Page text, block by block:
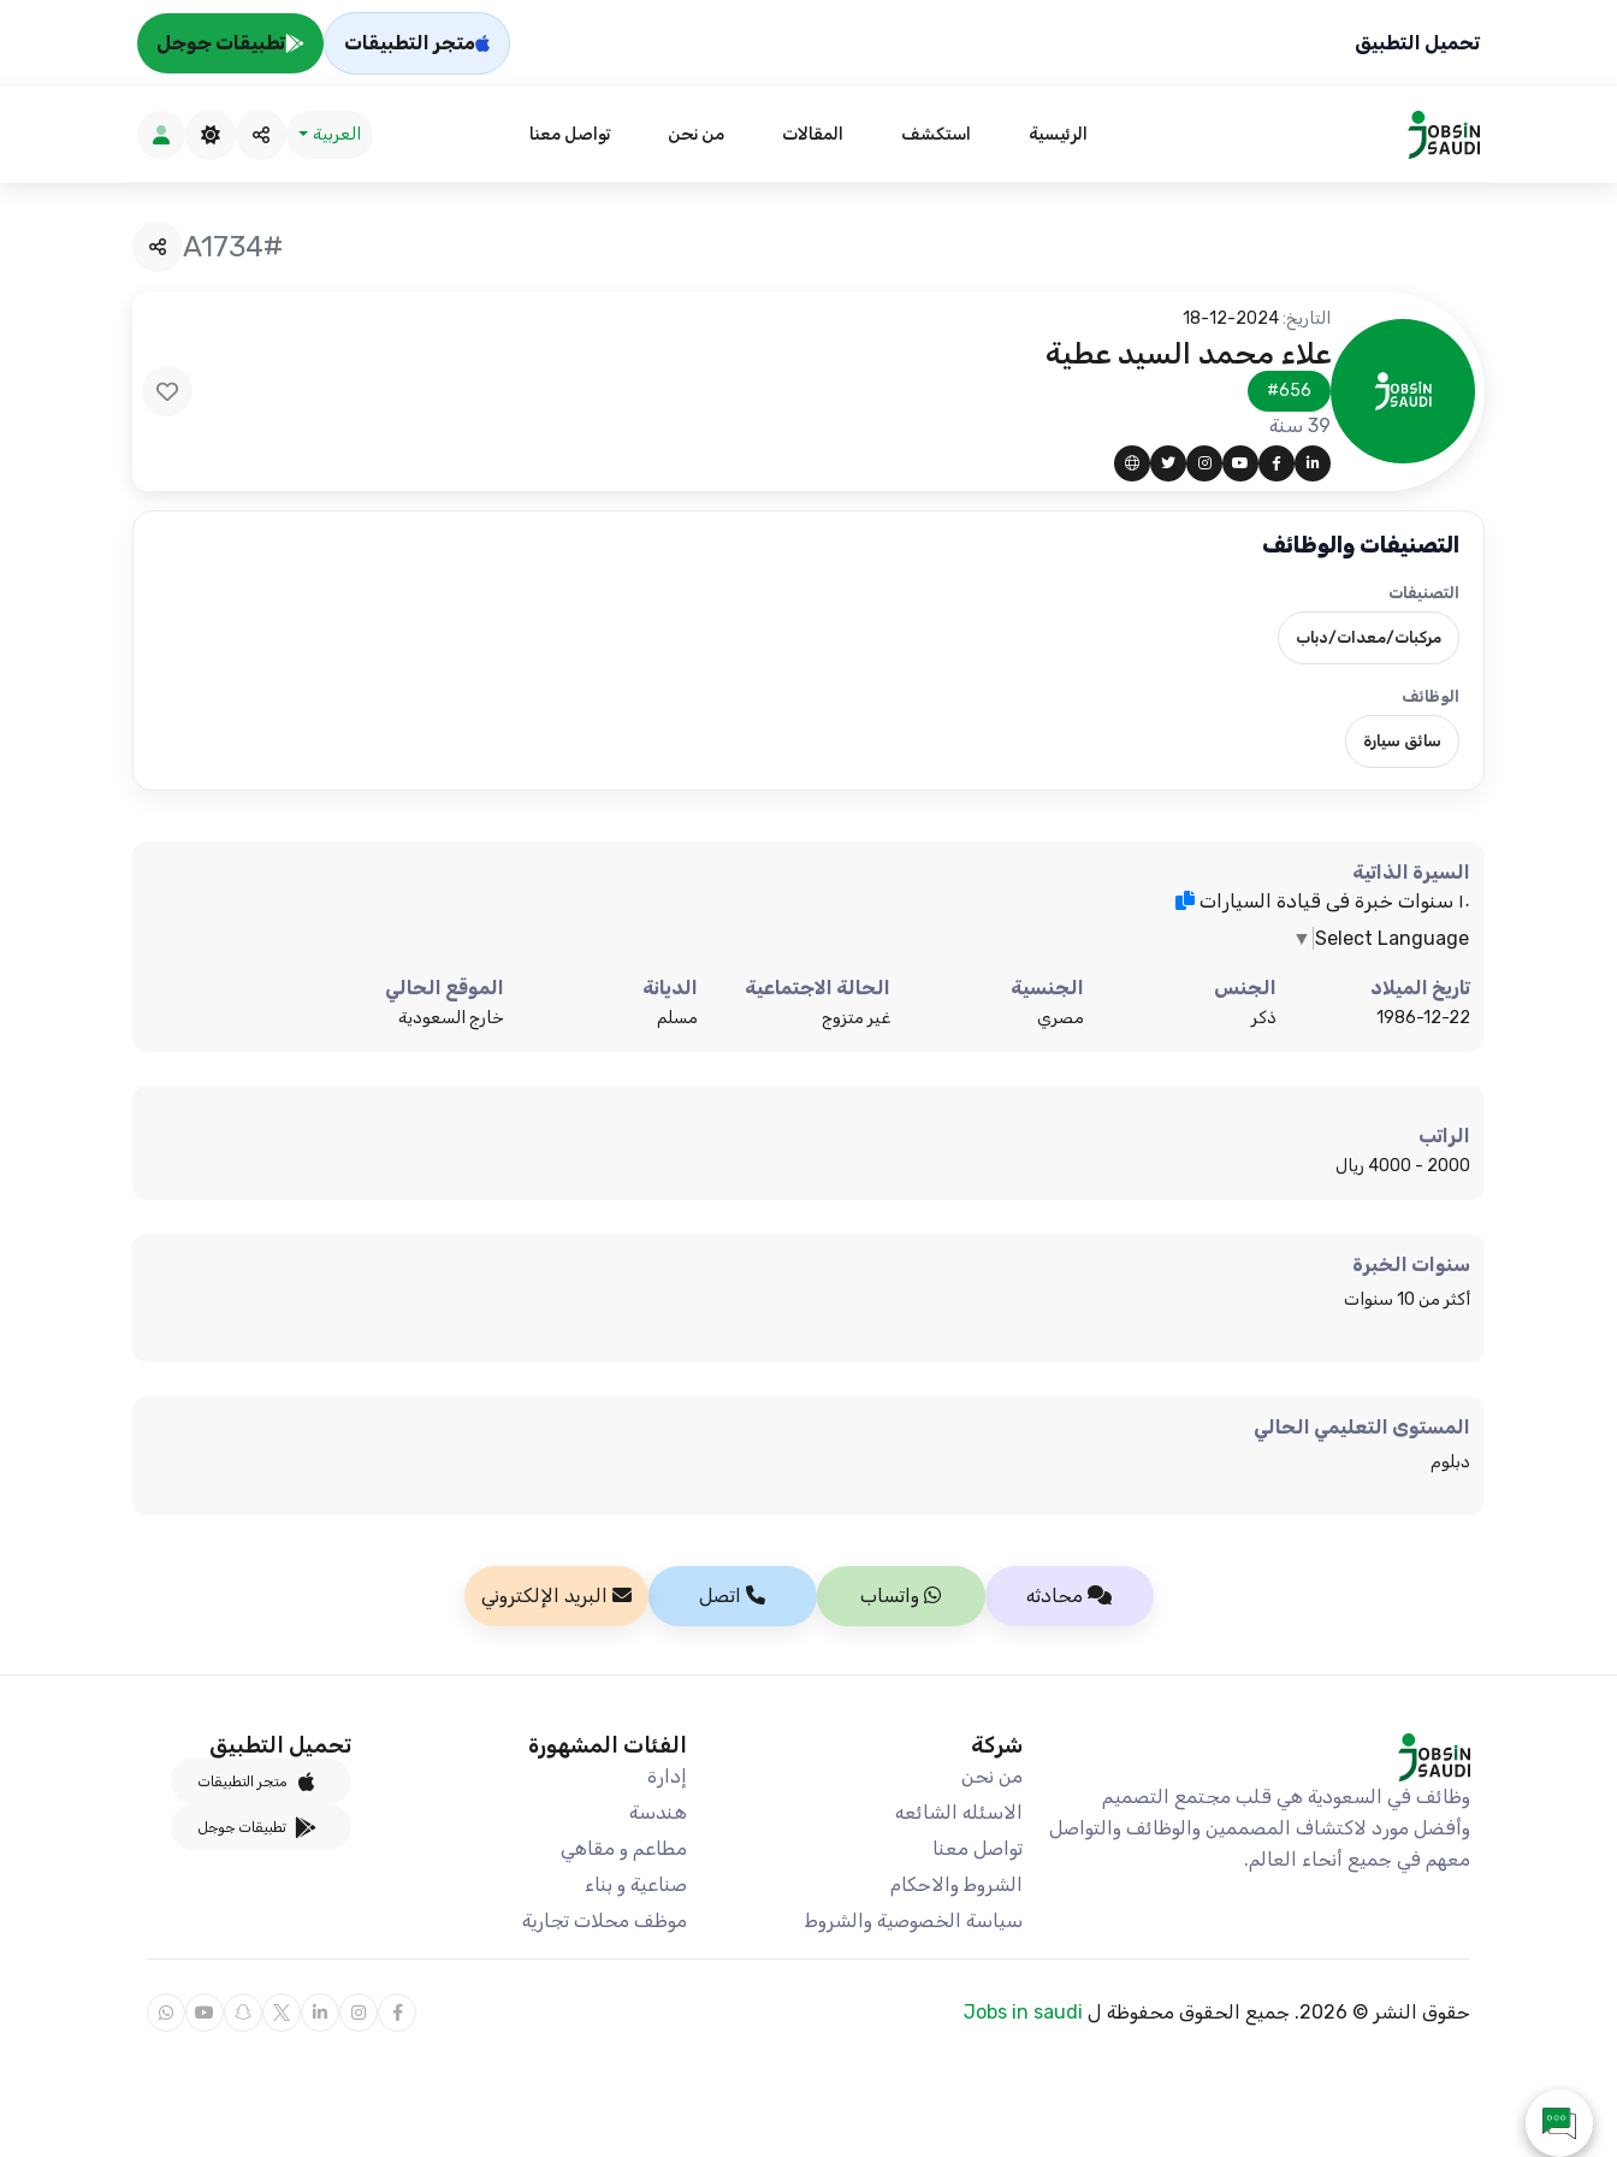
تحميل التطبيق متجر التطبيقات تطبيقات جوجل
الرئيسية استكشف المقالات من نحن تواصل معنا العربية
#A1734
التاريخ:2024-12-18
علاء محمد السيد عطية
#656
39 سنة
التصنيفات والوظائف
التصنيفات
مركبات/معدات/دباب
الوظائف
سائق سيارة
السيرة الذاتية
١٠ سنوات خبرة فى قيادة السيارات
Select Language
▼
تاريخ الميلاد
1986-12-22
الجنس
ذكر
الجنسية
مصري
الحالة الاجتماعية
غير متزوج
الديانة
مسلم
الموقع الحالي
خارج السعودية
الراتب
2000 - 4000 ريال
سنوات الخبرة
أكثر من 10 سنوات
المستوى التعليمي الحالي
دبلوم
محادثه واتساب اتصل البريد الإلكتروني
وظائف في السعودية هي قلب مجتمع التصميم
وأفضل مورد لاكتشاف المصممين والوظائف والتواصل
معهم في جميع أنحاء العالم.
شركة
من نحن
الاسئله الشائعه
تواصل معنا
الشروط والاحكام
سياسة الخصوصية والشروط
الفئات المشهورة
إدارة
هندسة
مطاعم و مقاهي
صناعية و بناء
موظف محلات تجارية
تحميل التطبيق
متجر التطبيقات
تطبيقات جوجل
حقوق النشر © 2026. جميع الحقوق محفوظة ل Jobs in saudi